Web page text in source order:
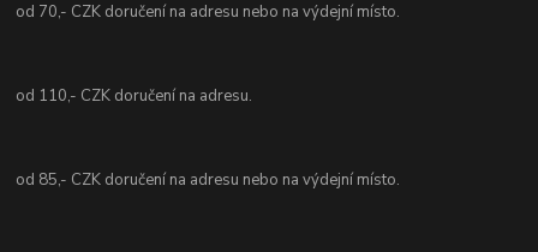
od 70,- CZK doručení na adresu nebo na výdejní místo.
od 110,- CZK doručení na adresu.
od 85,- CZK doručení na adresu nebo na výdejní místo.